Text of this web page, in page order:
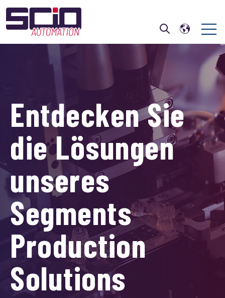
Open search
Entdecken Sie
die Lösungen
unseres
Segments
Production
Solutions